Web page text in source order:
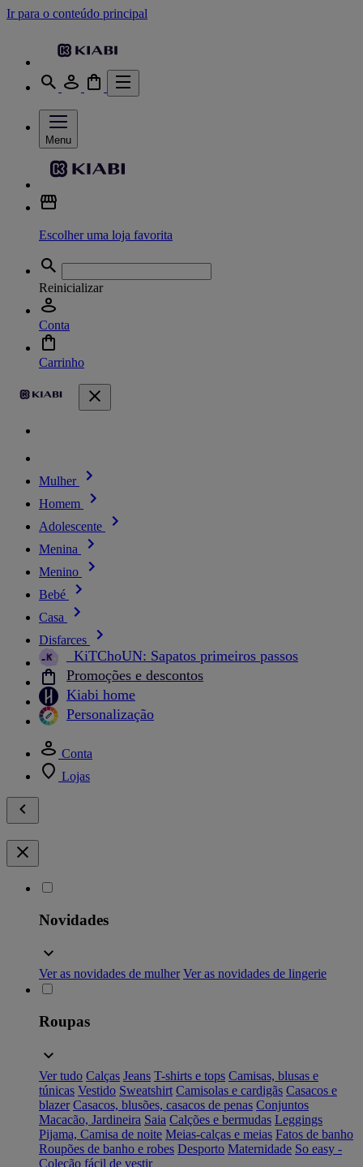
Ir para o conteúdo principal
Menu
Escolher uma loja favorita
Reinicializar
Conta
Carrinho
Mulher
Homem
Adolescente
Menina
Menino
Bebé
Casa
Disfarces
_KiTChoUN: Sapatos primeiros passos
Promoções e descontos
Kiabi home
Personalização
Conta
Lojas
Novidades
Ver as novidades de mulher Ver as novidades de lingerie
Roupas
Ver tudo Calças Jeans T-shirts e tops Camisas, blusas e
túnicas Vestido Sweatshirt Camisolas e cardigãs Casacos e
blazer Casacos, blusões, casacos de penas Conjuntos
Macacão, Jardineira Saia Calções e bermudas Leggings
Pijama, Camisa de noite Meias-calças e meias Fatos de banho
Roupões de banho e robes Desporto Maternidade So easy -
Coleção fácil de vestir